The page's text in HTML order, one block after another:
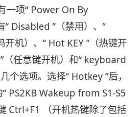
一项“ Power On By
Disabled ”（禁用）、“
机）、“ Hot KEY ”（热键开
（任意键开机）和“ keyboard
个选项。选择“ Hotkey ”后，
PS2KB Wakeup from S1-S5
Ctrl+F1 （开机热键除了包括